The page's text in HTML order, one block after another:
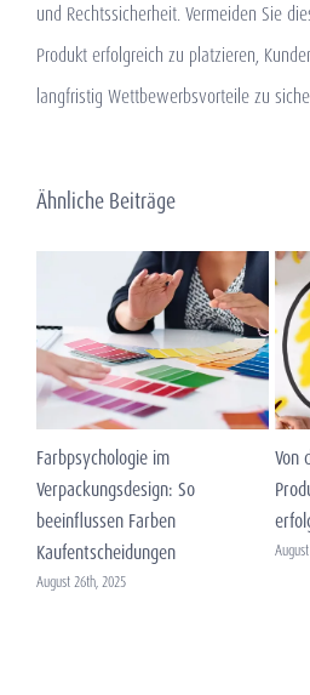
und Rechtssicherheit. Vermeiden Sie
Produkt erfolgreich zu platzieren,
langfristig Wettbewerbsvorteile zu
Ähnliche Beiträge
Farbpsychologie im
Verpackungsdesign: So
beeinflussen Farben
Kaufentscheidungen
August 26th, 2025
Von